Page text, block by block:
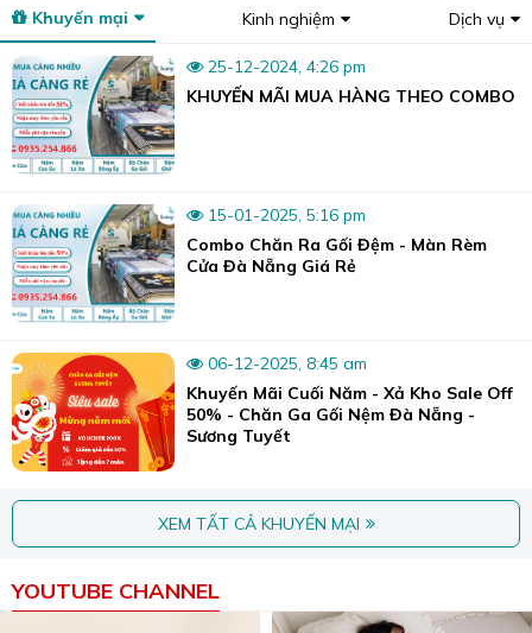
Đối với phần vỏ gối: tháo ra, giặt sạch và đem phơi như
các loại vỏ gối thông thường.
Đối với phần ruột gối:
– Dùng khăn sạch thấm nước, vắt thật khô rồi lau gối cao
Khuyến mại Kinh nghiệm Dịch vụ
25-12-2024, 4:26 pm
KHUYẾN MÃI MUA HÀNG THEO COMBO
15-01-2025, 5:16 pm
Combo Chăn Ra Gối Đệm - Màn Rèm
Cửa Đà Nẵng Giá Rẻ
06-12-2025, 8:45 am
Khuyến Mãi Cuối Năm - Xả Kho Sale Off
50% - Chăn Ga Gối Nệm Đà Nẵng -
Sương Tuyết
XEM TẤT CẢ KHUYẾN MẠI
YOUTUBE CHANNEL